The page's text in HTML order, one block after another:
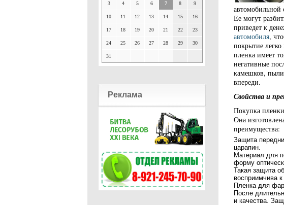
3 4 5 6 7 8 9
10 11 12 13 14 15 16
17 18 19 20 21 22 23
24 25 26 27 28 29 30
31
Реклама
автомобильной
Ее могут
приведет к
автомобиля,
покрытие
пленка имеет
негативные
камешков,
впереди.
Свойства и
Покупка
Она
преимущества:
Защита
царапин.
Материал для
форму
Такая защита
восприимчива
Пленка для
После
и качества.